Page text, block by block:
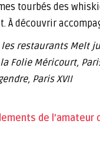
tourbés des
À découvrir
restaurants Melt
Folie Méricourt,
Paris XVII
de l’amateur